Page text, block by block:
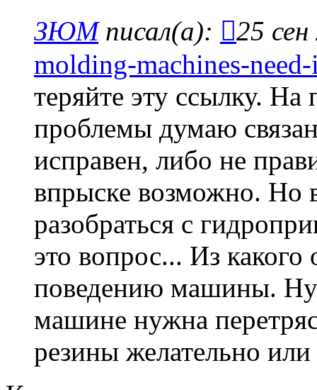
ЗЮМписал(а):
25
molding-machines-
теряйте эту ссылку. На
проблемы думаю
исправен, либо не
впрыске возможно. Но
разобраться с
это вопрос... Из
поведению машины.
машине нужна
резины желательно